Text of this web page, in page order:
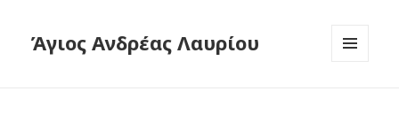
Άγιος Ανδρέας Λαυρίου